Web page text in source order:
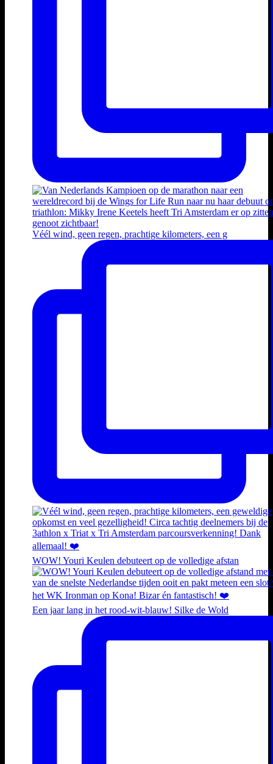
Véél wind, geen regen, prachtige kilometers, een g
WOW! Youri Keulen debuteert op de volledige afstan
Een jaar lang in het rood-wit-blauw! Silke de Wold